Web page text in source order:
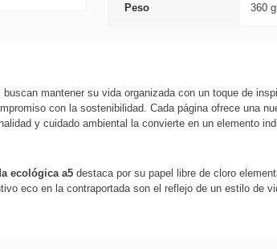
Peso 360
mantener su vida organizada con un toque de
con la sostenibilidad. Cada página ofrece una
y cuidado ambiental la convierte en un elemento
ecológica a5destaca por su papel libre de cloro
eco en la contraportada son el reflejo de un estilo de